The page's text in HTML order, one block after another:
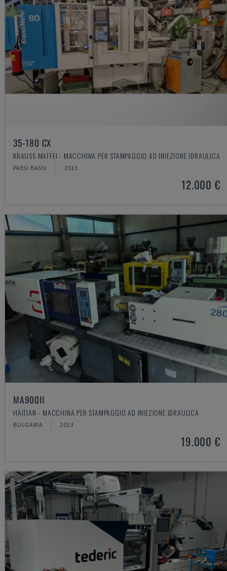
35-180 CX
KRAUSS MAFFEI - MACCHINA PER STAMPAGGIO AD INIEZIONE IDRAULICA
PAESI BASSI 2013
12.000 €
MA900ІІ
HAITIAN - MACCHINA PER STAMPAGGIO AD INIEZIONE IDRAULICA
BULGARIA 2023
19.000 €